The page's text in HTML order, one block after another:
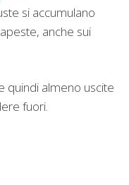
si accumulano
anche sui
quindi almeno uscite
fuori.